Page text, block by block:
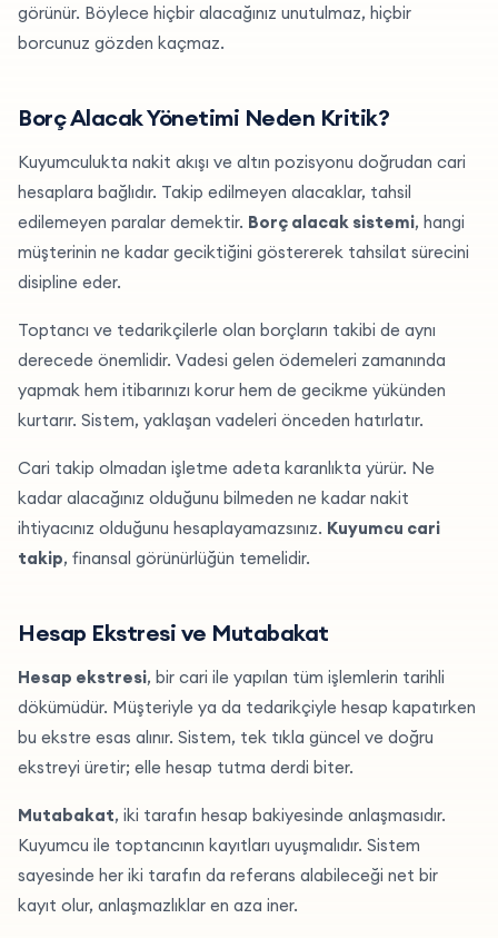
görünür. Böylece hiçbir alacağınız unutulmaz, hiçbir
borcunuz gözden kaçmaz.
Borç Alacak Yönetimi Neden Kritik?
Kuyumculukta nakit akışı ve altın pozisyonu doğrudan cari
hesaplara bağlıdır. Takip edilmeyen alacaklar, tahsil
edilemeyen paralar demektir. Borç alacak sistemi, hangi
müşterinin ne kadar geciktiğini göstererek tahsilat sürecini
disipline eder.
Toptancı ve tedarikçilerle olan borçların takibi de aynı
derecede önemlidir. Vadesi gelen ödemeleri zamanında
yapmak hem itibarınızı korur hem de gecikme yükünden
kurtarır. Sistem, yaklaşan vadeleri önceden hatırlatır.
Cari takip olmadan işletme adeta karanlıkta yürür. Ne
kadar alacağınız olduğunu bilmeden ne kadar nakit
ihtiyacınız olduğunu hesaplayamazsınız. Kuyumcu cari
takip, finansal görünürlüğün temelidir.
Hesap Ekstresi ve Mutabakat
Hesap ekstresi, bir cari ile yapılan tüm işlemlerin tarihli
dökümüdür. Müşteriyle ya da tedarikçiyle hesap kapatırken
bu ekstre esas alınır. Sistem, tek tıkla güncel ve doğru
ekstreyi üretir; elle hesap tutma derdi biter.
Mutabakat, iki tarafın hesap bakiyesinde anlaşmasıdır.
Kuyumcu ile toptancının kayıtları uyuşmalıdır. Sistem
sayesinde her iki tarafın da referans alabileceği net bir
kayıt olur, anlaşmazlıklar en aza iner.